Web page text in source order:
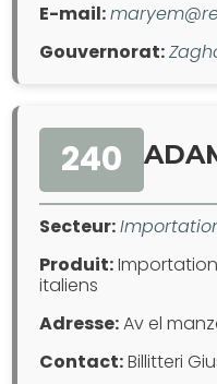
E-mail:
Gouvernorat:
240
Secteur:
Produit:
italiens
Adresse:Av el
Contact:Billitteri